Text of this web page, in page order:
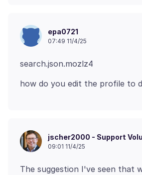
epa0721
07:49 11/4/25
jscher2000 - Support
09:01 11/4/25
The suggestion I've seen that